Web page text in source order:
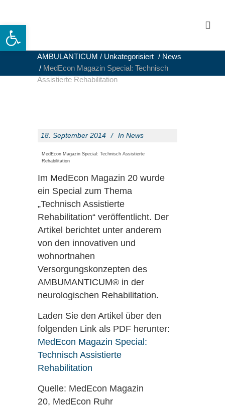
AMBULANTICUM / Unkategorisiert / News
/ MedEcon Magazin Special: Technisch
Assistierte Rehabilitation
18. September 2014 In News
MedEcon Magazin Special: Technisch Assistierte
Rehabilitation
Im MedEcon Magazin 20 wurde
ein Special zum Thema
„Technisch Assistierte
Rehabilitation“ veröffentlicht. Der
Artikel berichtet unter anderem
von den innovativen und
wohnortnahen
Versorgungskonzepten des
AMBUMANTICUM® in der
neurologischen Rehabilitation.
Laden Sie den Artikel über den
folgenden Link als PDF herunter:
MedEcon Magazin Special:
Technisch Assistierte
Rehabilitation
Quelle: MedEcon Magazin
20, MedEcon Ruhr
Open toolbar